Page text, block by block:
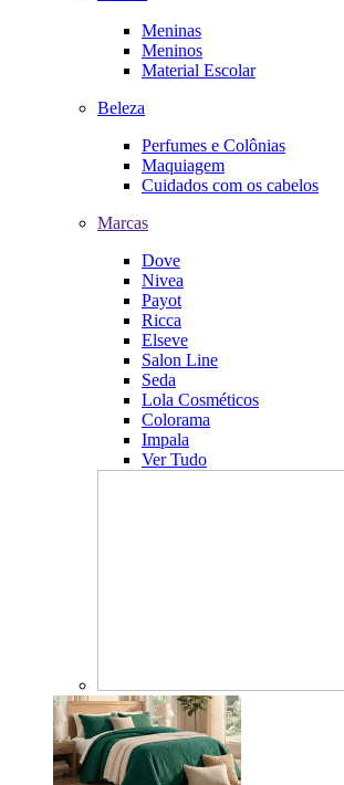
Meninas
Meninos
Material Escolar
Beleza
Perfumes e Colônias
Maquiagem
Cuidados com os cabelos
Marcas
Dove
Nivea
Payot
Ricca
Elseve
Salon Line
Seda
Lola Cosméticos
Colorama
Impala
Ver Tudo